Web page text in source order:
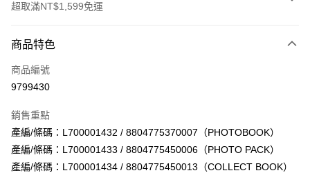
超取滿NT$1,599免運
信用卡一次付款
超商取貨付款
Apple Pay
街口支付
商品特色
商品編號
9799430
銷售重點
產編/條碼：L700001432 / 8804775370007（PHOTOBOOK）
產編/條碼：L700001433 / 8804775450006（PHOTO PACK）
產編/條碼：L700001434 / 8804775450013（COLLECT BOOK）